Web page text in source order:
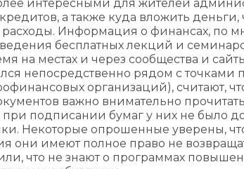
интересными для жителей
а также куда вложить деньги,
расходы. Информация о финансах, по
бесплатных лекций и
на местах и через сообщества и
непосредственно рядом с точками
организаций), считают,
важно внимательно
подписании бумаг у них не было
Некоторые опрошенные уверены,
они имеют полное право не
что не знают о программах